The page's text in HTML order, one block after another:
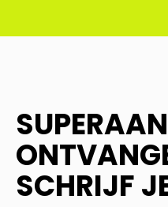
SCHRIJF